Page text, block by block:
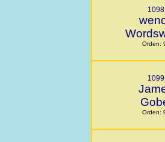
1098
Orden:
1099
Orden: